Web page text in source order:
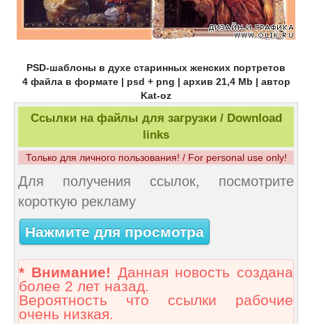
PSD-шаблоны в духе старинных женских портретов
4 файла в формате | psd + png | архив 21,4 Mb | автор
Kat-oz
Ссылки на файлы для загрузки / Download
links
Только для личного пользования! / For personal use only!
Для получения ссылок, посмотрите
короткую рекламу
Нажмите для просмотра
* Внимание! Данная новость создана
более 2 лет назад.
Вероятность что ссылки рабочие
очень низкая.